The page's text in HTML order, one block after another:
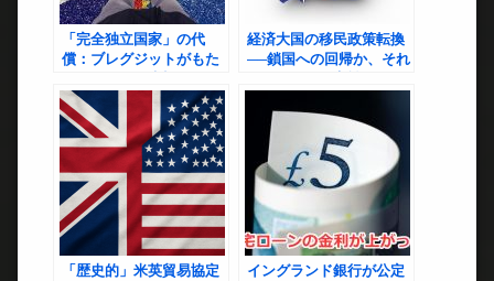
「完全独立国家」の代
償：ブレグジットがもた
経済大国の移民政策転換
──鎖国への回帰か、それ
「歴史的」米英貿易協定
イングランド銀行が公定